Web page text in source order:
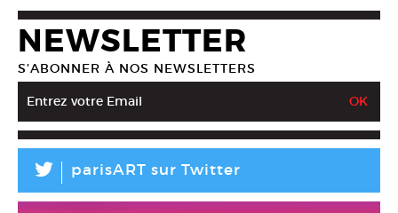
NEWSLETTER
S’ABONNER À NOS NEWSLETTERS
L parisART sur Twitter